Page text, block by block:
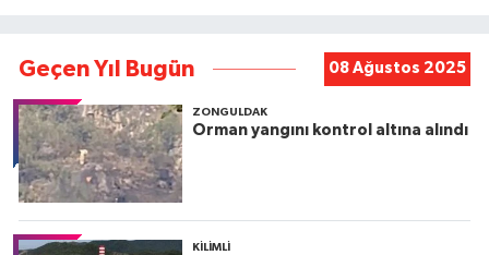
Geçen Yıl Bugün 08 Ağustos 2025
ZONGULDAK
Orman yangını kontrol altına alındı
KILIMLI